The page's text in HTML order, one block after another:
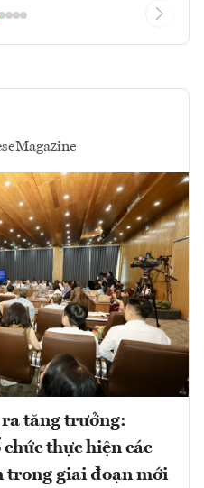
eMagazine
tăng trưởng:
thực hiện các
trong giai đoạn mới